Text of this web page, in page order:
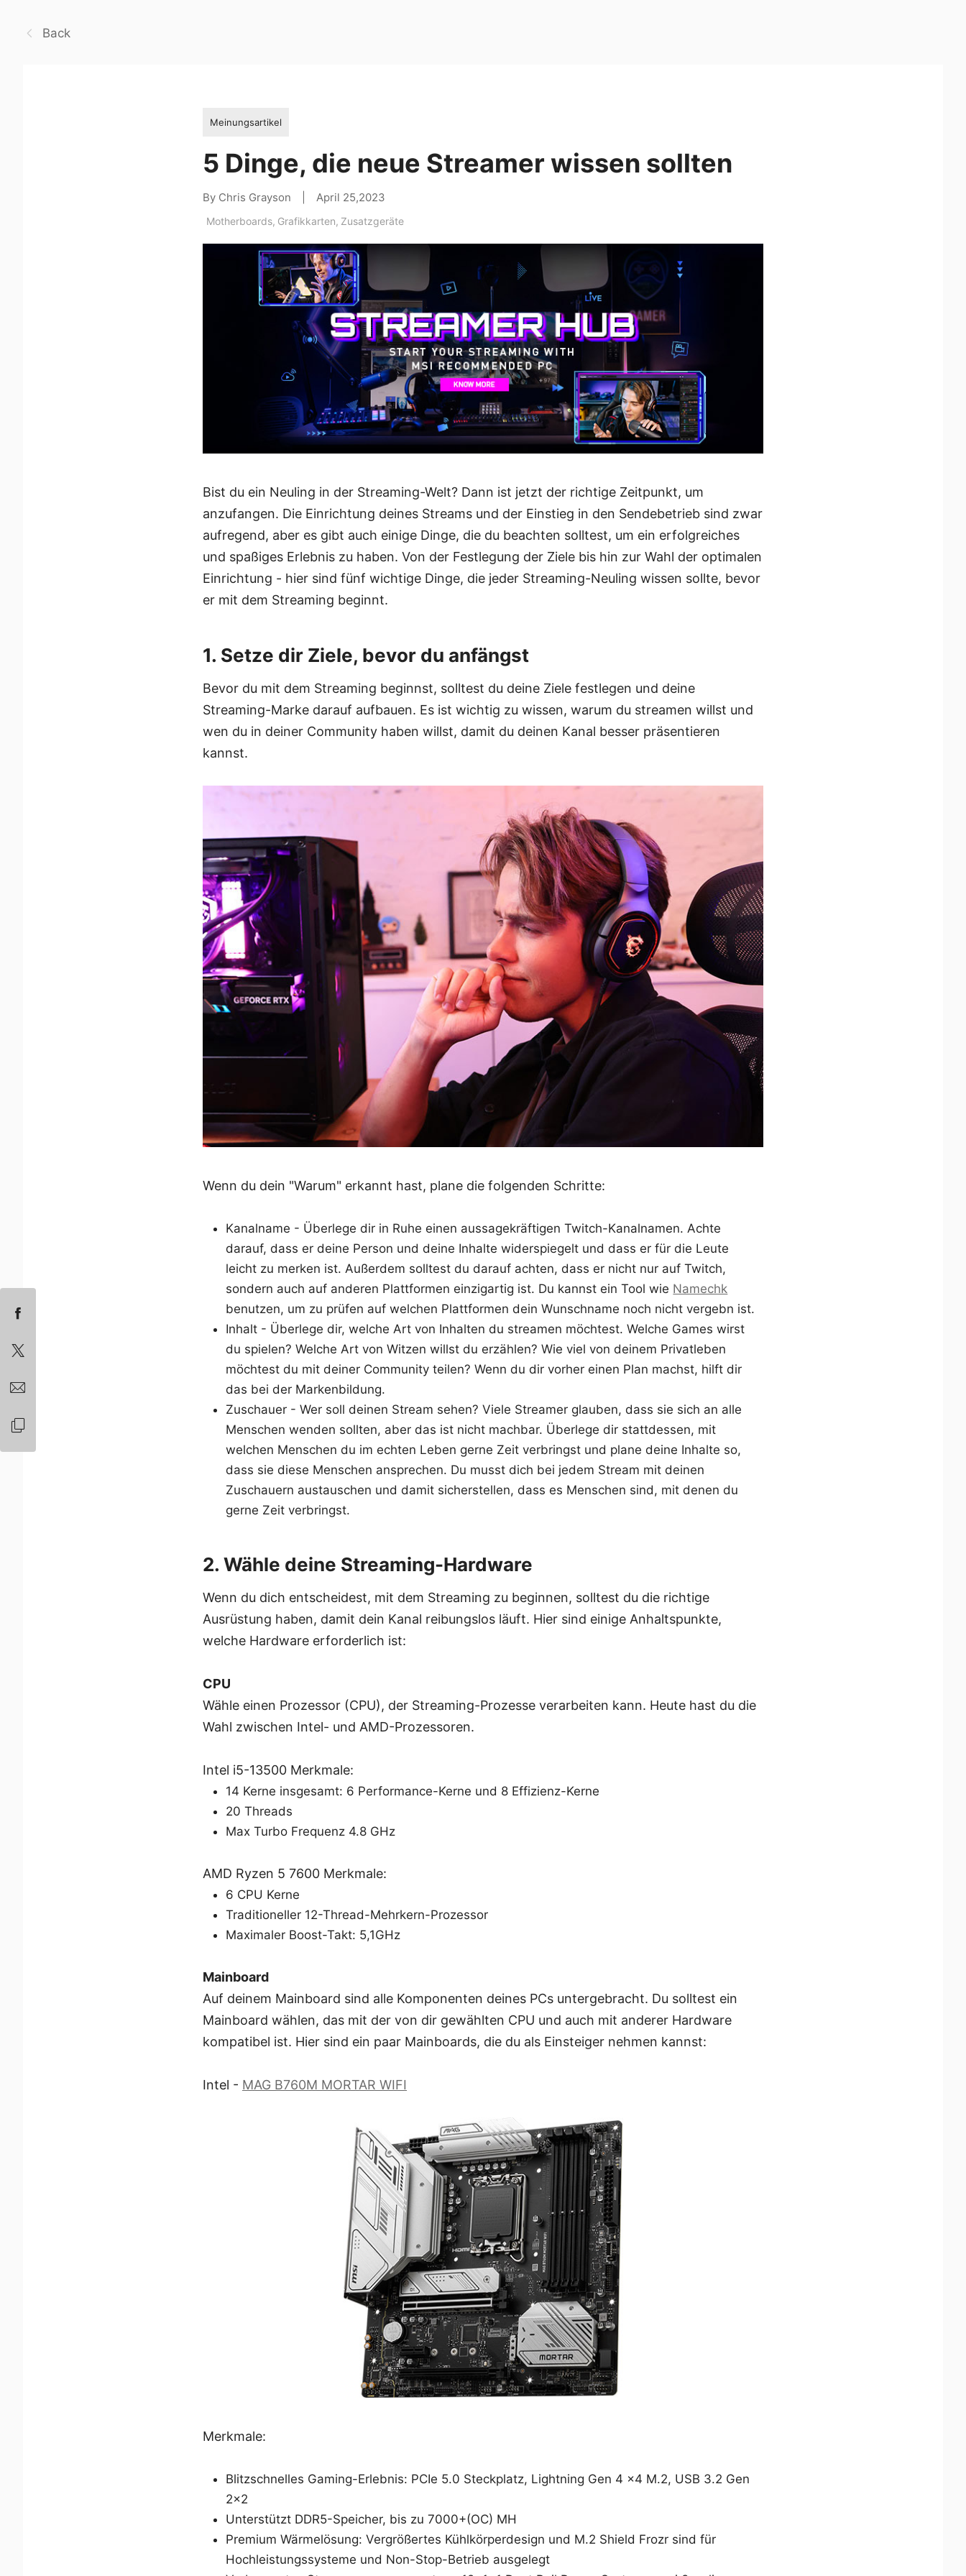
Back
Meinungsartikel
5 Dinge, die neue Streamer wissen sollten
By Chris Grayson April 25,2023
Motherboards, Grafikkarten, Zusatzgeräte
Bist du ein Neuling in der Streaming-Welt? Dann ist jetzt der richtige Zeitpunkt, um
anzufangen. Die Einrichtung deines Streams und der Einstieg in den Sendebetrieb sind zwar
aufregend, aber es gibt auch einige Dinge, die du beachten solltest, um ein erfolgreiches
und spaßiges Erlebnis zu haben. Von der Festlegung der Ziele bis hin zur Wahl der optimalen
Einrichtung - hier sind fünf wichtige Dinge, die jeder Streaming-Neuling wissen sollte, bevor
er mit dem Streaming beginnt.
1. Setze dir Ziele, bevor du anfängst
Bevor du mit dem Streaming beginnst, solltest du deine Ziele festlegen und deine
Streaming-Marke darauf aufbauen. Es ist wichtig zu wissen, warum du streamen willst und
wen du in deiner Community haben willst, damit du deinen Kanal besser präsentieren
kannst.
Wenn du dein "Warum" erkannt hast, plane die folgenden Schritte:
Kanalname - Überlege dir in Ruhe einen aussagekräftigen Twitch-Kanalnamen. Achte
darauf, dass er deine Person und deine Inhalte widerspiegelt und dass er für die Leute
leicht zu merken ist. Außerdem solltest du darauf achten, dass er nicht nur auf Twitch,
sondern auch auf anderen Plattformen einzigartig ist. Du kannst ein Tool wie Namechk
benutzen, um zu prüfen auf welchen Plattformen dein Wunschname noch nicht vergebn ist.
Inhalt - Überlege dir, welche Art von Inhalten du streamen möchtest. Welche Games wirst
du spielen? Welche Art von Witzen willst du erzählen? Wie viel von deinem Privatleben
möchtest du mit deiner Community teilen? Wenn du dir vorher einen Plan machst, hilft dir
das bei der Markenbildung.
Zuschauer - Wer soll deinen Stream sehen? Viele Streamer glauben, dass sie sich an alle
Menschen wenden sollten, aber das ist nicht machbar. Überlege dir stattdessen, mit
welchen Menschen du im echten Leben gerne Zeit verbringst und plane deine Inhalte so,
dass sie diese Menschen ansprechen. Du musst dich bei jedem Stream mit deinen
Zuschauern austauschen und damit sicherstellen, dass es Menschen sind, mit denen du
gerne Zeit verbringst.
2. Wähle deine Streaming-Hardware
Wenn du dich entscheidest, mit dem Streaming zu beginnen, solltest du die richtige
Ausrüstung haben, damit dein Kanal reibungslos läuft. Hier sind einige Anhaltspunkte,
welche Hardware erforderlich ist:
CPU
Wähle einen Prozessor (CPU), der Streaming-Prozesse verarbeiten kann. Heute hast du die
Wahl zwischen Intel- und AMD-Prozessoren.
Intel i5-13500 Merkmale:
14 Kerne insgesamt: 6 Performance-Kerne und 8 Effizienz-Kerne
20 Threads
Max Turbo Frequenz 4.8 GHz
AMD Ryzen 5 7600 Merkmale:
6 CPU Kerne
Traditioneller 12-Thread-Mehrkern-Prozessor
Maximaler Boost-Takt: 5,1GHz
Mainboard
Auf deinem Mainboard sind alle Komponenten deines PCs untergebracht. Du solltest ein
Mainboard wählen, das mit der von dir gewählten CPU und auch mit anderer Hardware
kompatibel ist. Hier sind ein paar Mainboards, die du als Einsteiger nehmen kannst:
Intel - MAG B760M MORTAR WIFI
Merkmale:
Blitzschnelles Gaming-Erlebnis: PCIe 5.0 Steckplatz, Lightning Gen 4 x4 M.2, USB 3.2 Gen
2x2
Unterstützt DDR5-Speicher, bis zu 7000+(OC) MH
Premium Wärmelösung: Vergrößertes Kühlkörperdesign und M.2 Shield Frozr sind für
Hochleistungssysteme und Non-Stop-Betrieb ausgelegt